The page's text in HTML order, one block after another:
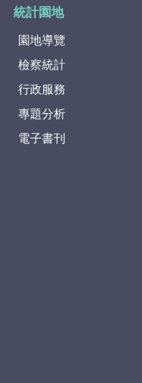
統計園地
園地導覽
檢察統計
行政服務
專題分析
電子書刊